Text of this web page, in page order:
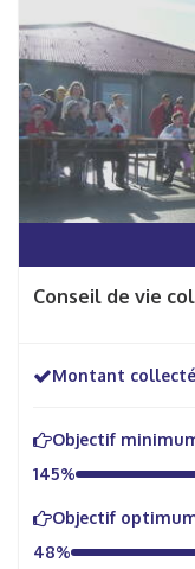
Conseil de vie
Montant
Objectif
145%
Objectif
48%